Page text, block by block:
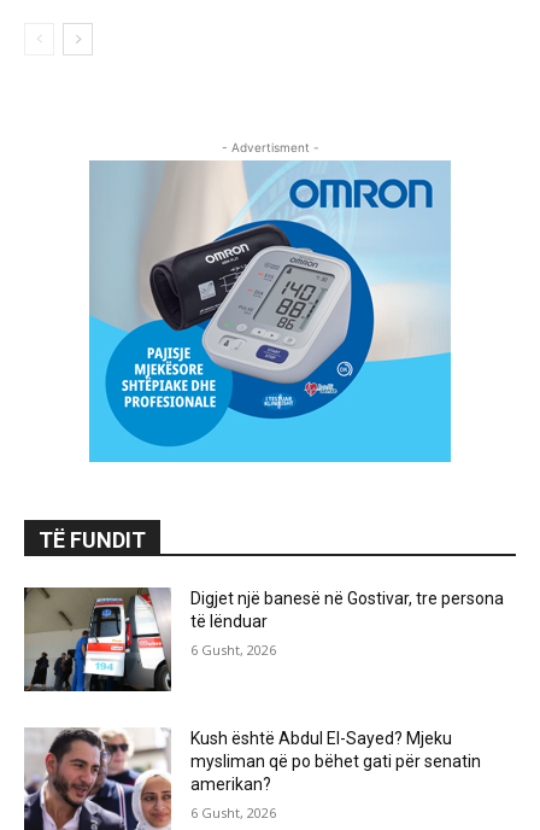
- Advertisment -
TË FUNDIT
Digjet një banesë në Gostivar, tre persona
të lënduar
6 Gusht, 2026
Kush është Abdul El-Sayed? Mjeku
mysliman që po bëhet gati për senatin
amerikan?
6 Gusht, 2026